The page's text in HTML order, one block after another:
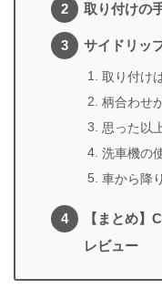
取り付けの
サイドリッ
取り付け
柄合わせ
思った以
洗車機の
車から降
【まとめ】
レビュー